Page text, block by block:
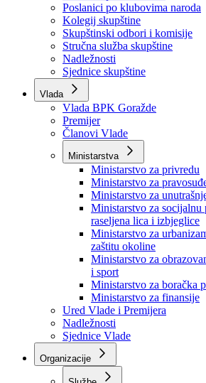
Skupština BPK Goražde
Rukovodstvo
Poslanici po strankama
Poslanici po klubovima naroda
Kolegij skupštine
Skupštinski odbori i komisije
Stručna služba skupštine
Nadležnosti
Sjednice skupštine
Vlada
Vlada BPK Goražde
Premijer
Članovi Vlade
Ministarstva
Ministarstvo za privredu
Ministarstvo za
Ministarstvo za
Ministarstvo za socijalnu
raseljena lica i izbjeglice
Ministarstvo za
zaštitu okoline
Ministarstvo za
i sport
Ministarstvo za boračka
Ministarstvo za finansije
Ured Vlade i Premijera
Nadležnosti
Sjednice Vlade